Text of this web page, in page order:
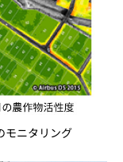
モニタリング